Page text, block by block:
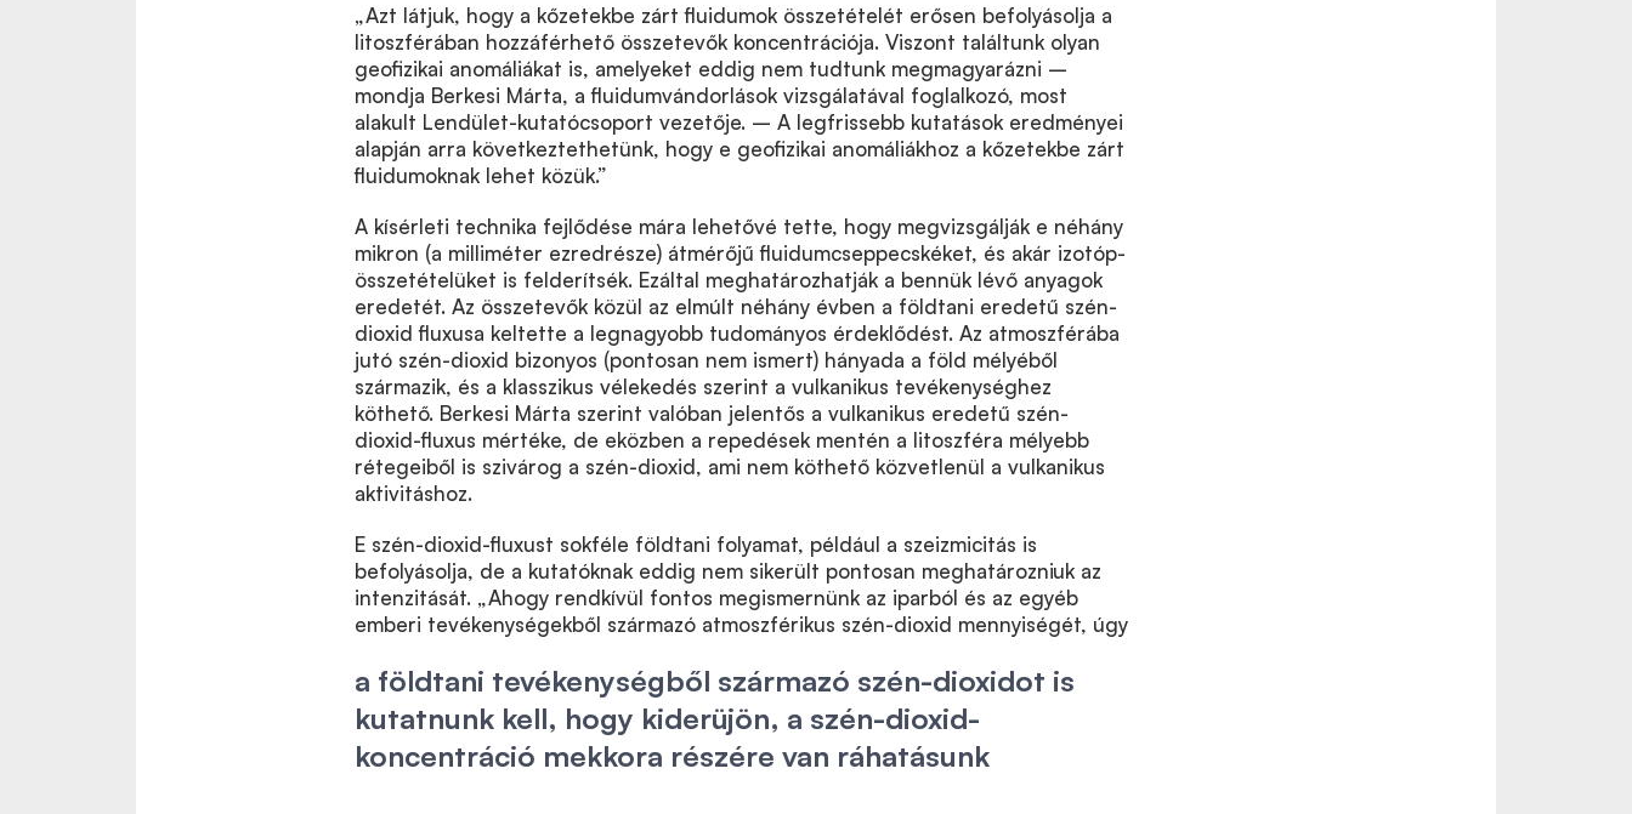
„Azt látjuk, hogy a kőzetekbe zárt fluidumok összetételét erősen befolyásolja a
litoszférában hozzáférhető összetevők koncentrációja. Viszont találtunk olyan
geofizikai anomáliákat is, amelyeket eddig nem tudtunk megmagyarázni –
mondja Berkesi Márta, a fluidumvándorlások vizsgálatával foglalkozó, most
alakult Lendület-kutatócsoport vezetője. – A legfrissebb kutatások eredményei
alapján arra következtethetünk, hogy e geofizikai anomáliákhoz a kőzetekbe zárt
fluidumoknak lehet közük.”
A kísérleti technika fejlődése mára lehetővé tette, hogy megvizsgálják e néhány
mikron (a milliméter ezredrésze) átmérőjű fluidumcseppecskéket, és akár izotóp-
összetételüket is felderítsék. Ezáltal meghatározhatják a bennük lévő anyagok
eredetét. Az összetevők közül az elmúlt néhány évben a földtani eredetű szén-
dioxid fluxusa keltette a legnagyobb tudományos érdeklődést. Az atmoszférába
jutó szén-dioxid bizonyos (pontosan nem ismert) hányada a föld mélyéből
származik, és a klasszikus vélekedés szerint a vulkanikus tevékenységhez
köthető. Berkesi Márta szerint valóban jelentős a vulkanikus eredetű szén-
dioxid-fluxus mértéke, de eközben a repedések mentén a litoszféra mélyebb
rétegeiből is szivárog a szén-dioxid, ami nem köthető közvetlenül a vulkanikus
aktivitáshoz.
E szén-dioxid-fluxust sokféle földtani folyamat, például a szeizmicitás is
befolyásolja, de a kutatóknak eddig nem sikerült pontosan meghatározniuk az
intenzitását. „Ahogy rendkívül fontos megismernünk az iparból és az egyéb
emberi tevékenységekből származó atmoszférikus szén-dioxid mennyiségét, úgy
a földtani tevékenységből származó szén-dioxidot is
kutatnunk kell, hogy kiderüjön, a szén-dioxid-
koncentráció mekkora részére van ráhatásunk